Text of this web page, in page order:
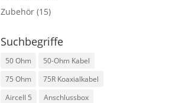
Zubehör (15)
Suchbegriffe
50 Ohm
50-Ohm Kabel
75 Ohm
75R Koaxialkabel
Aircell 5
Anschlussbox